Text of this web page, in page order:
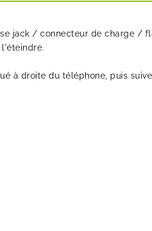
jack / connecteur de charge /
l'éteindre.
à droite du téléphone, puis